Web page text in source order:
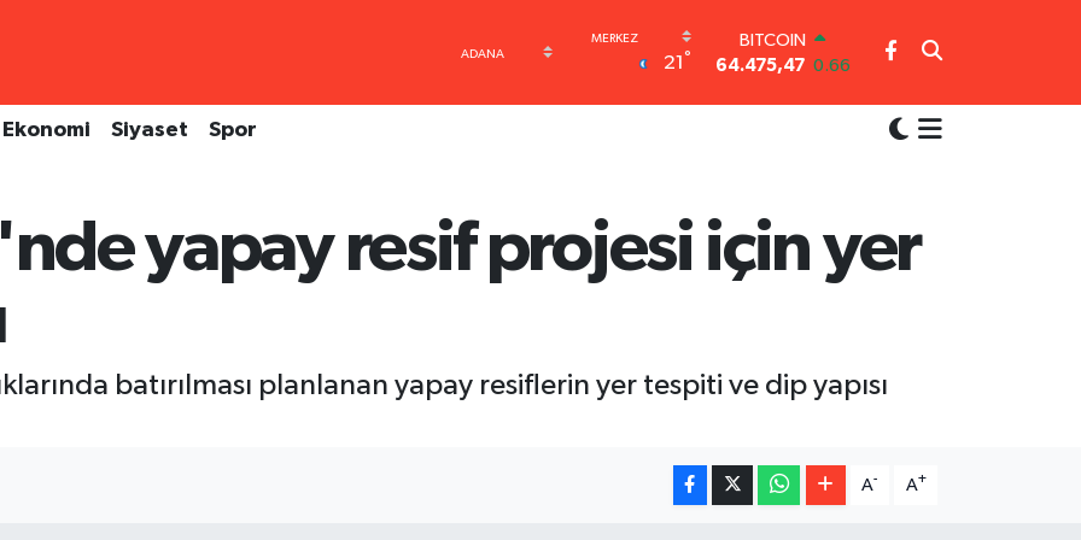
21 °
BITCOIN
64.475,47 0.66
64,2534
GRAM ALTIN
6527.85
0.54
Ekonomi Siyaset Spor
yapay resif projesi için yer
batırılması planlanan yapay resiflerin yer tespiti ve dip yapısı
A- A+